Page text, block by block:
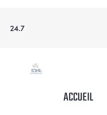
24.7
ACCUEIL